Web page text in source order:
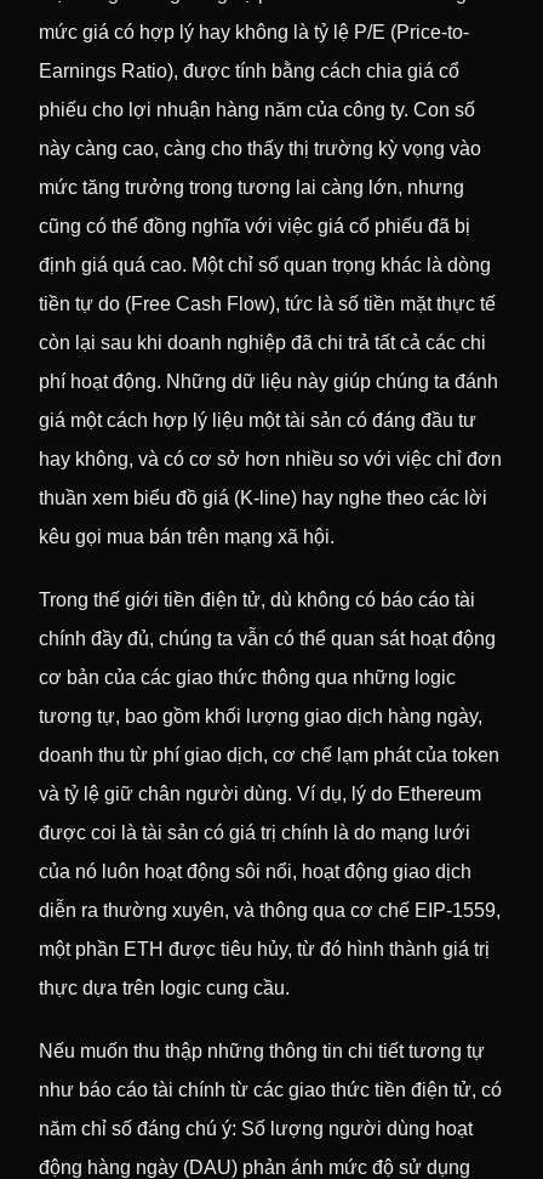
mức giá có hợp lý hay không là tỷ lệ P/E (Price-to-
Earnings Ratio), được tính bằng cách chia giá cổ
phiếu cho lợi nhuận hàng năm của công ty. Con số
này càng cao, càng cho thấy thị trường kỳ vọng vào
mức tăng trưởng trong tương lai càng lớn, nhưng
cũng có thể đồng nghĩa với việc giá cổ phiếu đã bị
định giá quá cao. Một chỉ số quan trọng khác là dòng
tiền tự do (Free Cash Flow), tức là số tiền mặt thực tế
còn lại sau khi doanh nghiệp đã chi trả tất cả các chi
phí hoạt động. Những dữ liệu này giúp chúng ta đánh
giá một cách hợp lý liệu một tài sản có đáng đầu tư
hay không, và có cơ sở hơn nhiều so với việc chỉ đơn
thuần xem biểu đồ giá (K-line) hay nghe theo các lời
kêu gọi mua bán trên mạng xã hội.
Trong thế giới tiền điện tử, dù không có báo cáo tài
chính đầy đủ, chúng ta vẫn có thể quan sát hoạt động
cơ bản của các giao thức thông qua những logic
tương tự, bao gồm khối lượng giao dịch hàng ngày,
doanh thu từ phí giao dịch, cơ chế lạm phát của token
và tỷ lệ giữ chân người dùng. Ví dụ, lý do Ethereum
được coi là tài sản có giá trị chính là do mạng lưới
của nó luôn hoạt động sôi nổi, hoạt động giao dịch
diễn ra thường xuyên, và thông qua cơ chế EIP-1559,
một phần ETH được tiêu hủy, từ đó hình thành giá trị
thực dựa trên logic cung cầu.
Nếu muốn thu thập những thông tin chi tiết tương tự
như báo cáo tài chính từ các giao thức tiền điện tử, có
năm chỉ số đáng chú ý: Số lượng người dùng hoạt
động hàng ngày (DAU) phản ánh mức độ sử dụng